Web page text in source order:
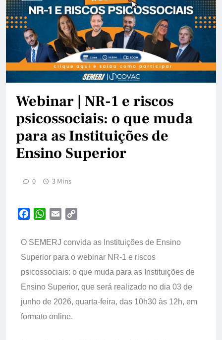
Webinar | NR-1 e riscos
psicossociais: o que muda
para as Instituições de
Ensino Superior
0 3 Mins
FacebookWhatsApp
Email
O SEMERJ convida as Instituições de Ensino
Superior para o webinar NR-1 e riscos
psicossociais: o que muda para as Instituições de
Ensino Superior, que será realizado no dia 03 de
junho de 2026, quarta-feira, das 10h30 às 12h, em
formato online.